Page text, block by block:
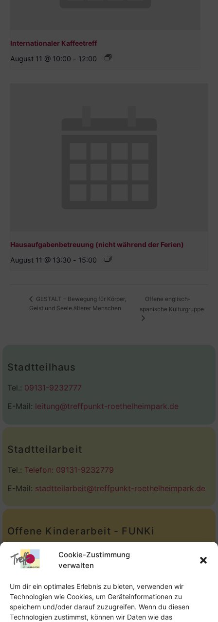
Cookie-Zustimmung
verwalten
Um dir ein optimales Erlebnis zu bieten, verwenden wir
Technologien wie Cookies, um Geräteinformationen zu
speichern und/oder darauf zuzugreifen. Wenn du diesen
Technologien zustimmst, können wir Daten wie das
Internationaler Kaffeetreff
August 11 @ 10:00 - 12:00
Hausaufgabenbetreuung (nicht während der Ferien)
August 11 @ 13:30 - 15:00
GESTALT – Bewegung für Körper,
Geist und Seele älterer Menschen
Offene englisch-
spanische Kulturgruppe
Stadtteilhaus
Tel.: 09131-9232777
E-Mail: leitung@treffpunkt-roethelheimpark.de
Stadtteilarbeit
Tel.: Telefon: 09131-9232779
E-Mail: stadtteilarbeit@treffpunkt-roethelheimpark.de
Offene Kinderarbeit - FUNKi
Tel.:Telefon: 09131-610749
E-Mail:oka@treffpunkt-roethelheimpark.de
Offene Jugendarbeit - Easthouse